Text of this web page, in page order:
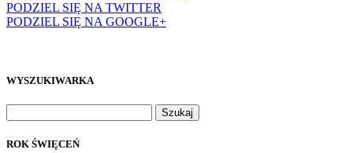
PODZIEL SIĘ NA TWITTER
PODZIEL SIĘ NA GOOGLE+
WYSZUKIWARKA
ROK ŚWIĘCEŃ